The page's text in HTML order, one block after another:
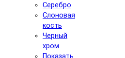
Серебро
Слоновая
кость
Черный
хром
Показать